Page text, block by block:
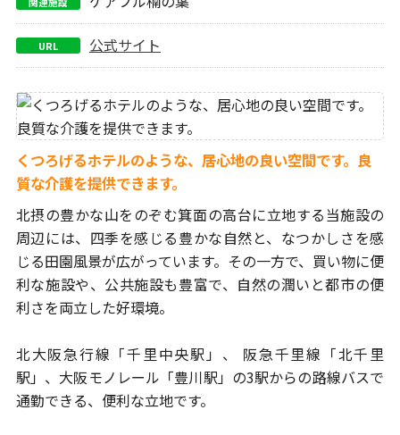
URL 公式サイト
くつろげるホテルのような、居心地の良い空間です。良
質な介護を提供できます。
北摂の豊かな山をのぞむ箕面の高台に立地する当施設の
周辺には、 四季を感じる豊かな自然と、なつかしさを感
じる田園風景が広がっています。その一方で、買い物に便
利な施設や、公共施設も豊富で、 自然の潤いと都市の便
利さを両立した好環境。
北大阪急行線「千里中央駅」、 阪急千里線「北千里
駅」、 大阪モノレール「豊川駅」の3駅からの路線バスで
通勤できる、 便利な立地です。